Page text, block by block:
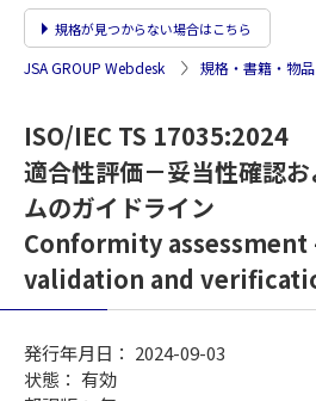
JSA GROUP Webdesk 規格・書籍・物品
規格が見つからない場合はこちら
ISO/IEC TS 17035:2024
適合性評価－妥当性確認
ムのガイドライン
Conformity
validation and
発行年月日： 2024-09-03
状態： 有効